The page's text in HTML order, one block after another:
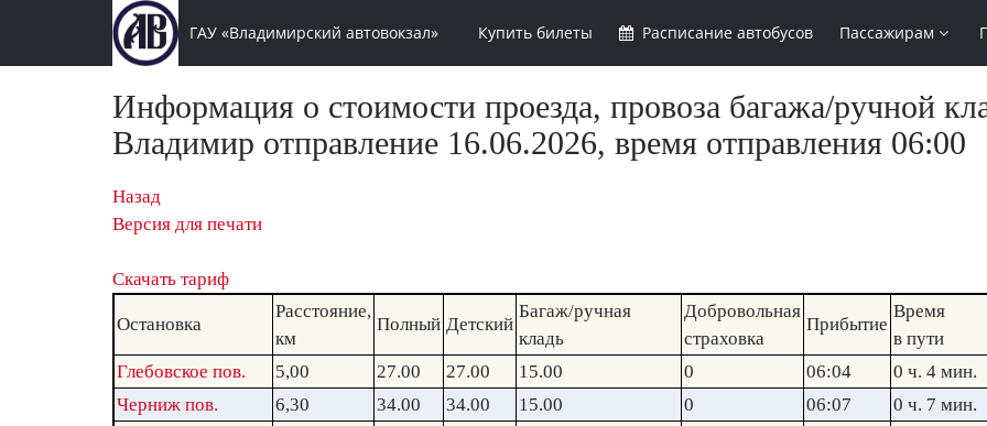
ГАУ «Владимирский автовокзал» Купить билеты Расписание автобусов Пассажирам
Информация о стоимости проезда, провоза багажа/ручной
Владимир отправление 16.06.2026, время отправления 06:00
Назад
Версия для печати
Скачать тариф
Остановка
Расстояние,
км
Полный Детский
Багаж/ручная
кладь
Добровольная
страховка
Прибытие
Время
в пути
Глебовское пов.
5,00 27.00 27.00 15.00 0 06:04
0 ч. 4 мин.
Черниж пов.
6,30 34.00 34.00 15.00 0 06:07
0 ч. 7 мин.